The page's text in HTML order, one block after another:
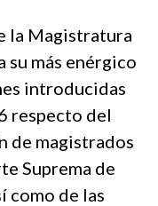
la Magistratura
su más enérgico
introducidas
respecto del
de magistrados
Suprema de
como de las